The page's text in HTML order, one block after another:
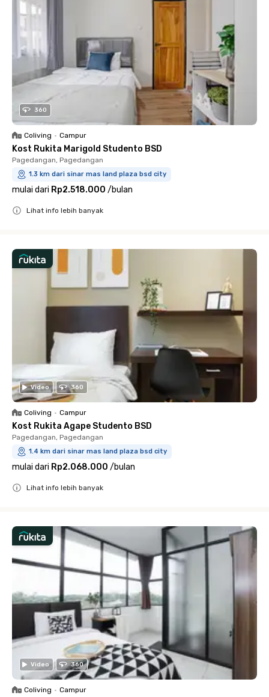
360
Coliving • Campur
Kost Rukita Marigold Studento BSD
Pagedangan, Pagedangan
1.3 km dari sinar mas land plaza bsd city
mulai dari Rp2.518.000 /bulan
Lihat info lebih banyak
Video 360
Coliving • Campur
Kost Rukita Agape Studento BSD
Pagedangan, Pagedangan
1.4 km dari sinar mas land plaza bsd city
mulai dari Rp2.068.000 /bulan
Lihat info lebih banyak
Video 360
Coliving • Campur